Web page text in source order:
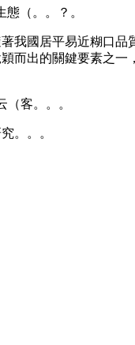
（。。？。
國居平易近糊口品
而出的關鍵要素之一
客。。。
。。。